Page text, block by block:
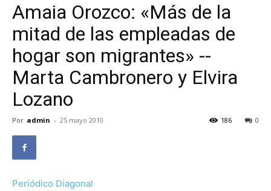
Amaia Orozco: «Más de la
mitad de las empleadas de
hogar son migrantes» --
Marta Cambronero y Elvira
Lozano
Por admin - 25 mayo 2010 0
186
Periódico Diagonal